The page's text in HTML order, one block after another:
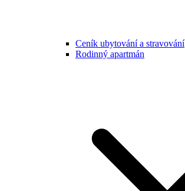
Ceník ubytování a stravování
Rodinný apartmán